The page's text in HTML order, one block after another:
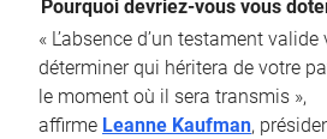
Pourquoi devriez-vous vous
« L’absence d’un testament
déterminer qui héritera de votre
le moment où il sera transmis »,
affirme Leanne Kaufman,